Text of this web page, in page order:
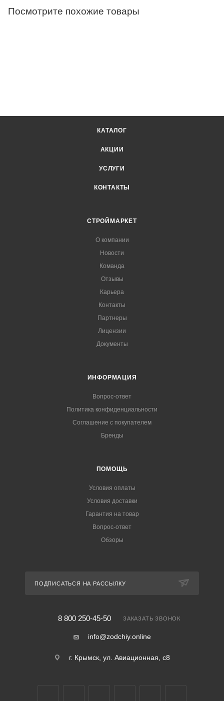
Посмотрите похожие товары
КАТАЛОГ
АКЦИИ
УСЛУГИ
КОНТАКТЫ
СТРОЙМАРКЕТ
О компании
Новости
Команда
Отзывы
Карьера
Контакты
Партнеры
Лицензии
Документы
ИНФОРМАЦИЯ
Вопрос-ответ
Политика конфиденциальности
Соглашение с покупателем
Бренды
ПОМОЩЬ
Условия оплаты
Условия доставки
Гарантия на товар
Вопрос-ответ
Обзоры
ПОДПИСАТЬСЯ НА РАССЫЛКУ
8 800 250-45-50 ЗАКАЗАТЬ ЗВОНОК
info@zodchiy.online
г. Крымск, ул. Авиационная, с8